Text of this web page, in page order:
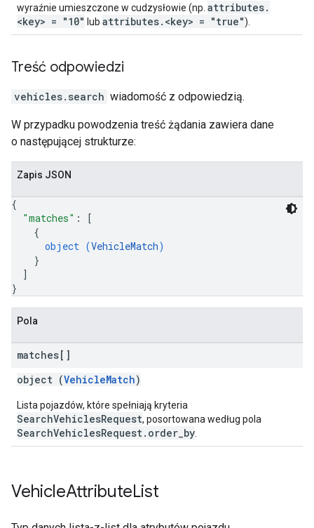
wyraźnie umieszczone w cudzysłowie (np. attributes.
<key> = "10" lub attributes.<key> = "true").
Treść odpowiedzi
vehicles.search wiadomość z odpowiedzią.
W przypadku powodzenia treść żądania zawiera dane
o następującej strukturze:
Zapis JSON
{
"matches" :
[
{
object (VehicleMatch)
}
]
}
Pola
matches[]
object (VehicleMatch)
Lista pojazdów, które spełniają kryteria
SearchVehiclesRequest, posortowana według pola
SearchVehiclesRequest.order_by
VehicleAttributeList